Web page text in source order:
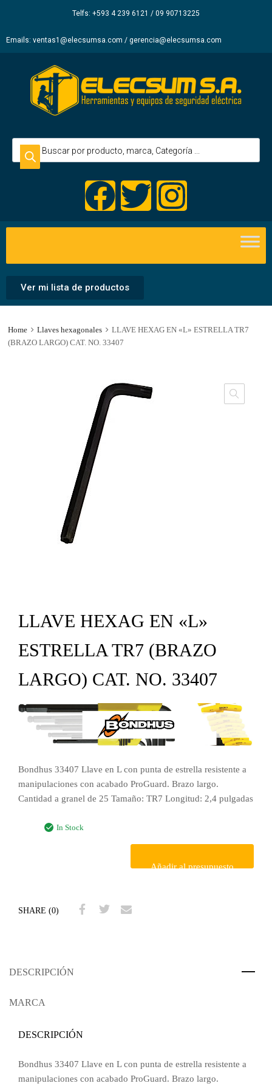
Telfs: +593 4 239 6121 / 09 90713225
Emails: ventas1@elecsumsa.com / gerencia@elecsumsa.com
Ver mi lista de productos
Home Llaves hexagonales
LLAVE HEXAG EN «L» ESTRELLA TR7
(BRAZO LARGO) CAT. NO. 33407
LLAVE HEXAG EN «L»
ESTRELLA TR7 (BRAZO
LARGO) CAT. NO. 33407
Bondhus 33407 Llave en L con punta de estrella resistente a
manipulaciones con acabado ProGuard. Brazo largo.
Cantidad a granel de 25 Tamaño: TR7 Longitud: 2,4 pulgadas
In Stock
Añadir al presupuesto
SHARE (0)
DESCRIPCIÓN
MARCA
DESCRIPCIÓN
Bondhus 33407 Llave en L con punta de estrella resistente a
manipulaciones con acabado ProGuard. Brazo largo.